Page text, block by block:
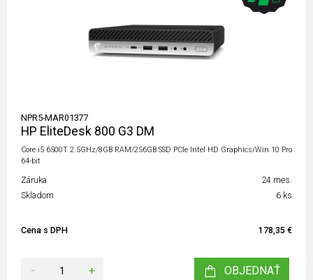
NPR5-MAR01377
HP EliteDesk 800 G3 DM
Core i5 6500T 2.5GHz/8GB RAM/256GB SSD PCIe Intel HD Graphics/Win 10 Pro
64-bit
Záruka
24 mes.
Skladom
6 ks
Cena s DPH 178,35 €
- + OBJEDNAŤ